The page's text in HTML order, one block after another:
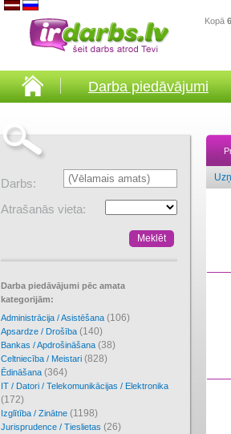
Kopā
Darba piedāvājumi
Darbs:
Atrašanās vieta:
Darba piedāvājumi pēc amata
kategorijām:
Administrācija / Asistēšana (106)
Apsardze / Drošība (140)
Bankas / Apdrošināšana (38)
Celtniecība / Meistari (828)
Ēdināšana (364)
IT / Datori / Telekomunikācijas / Elektronika
(172)
Izglītība / Zinātne (1198)
Jurisprudence / Tieslietas (26)